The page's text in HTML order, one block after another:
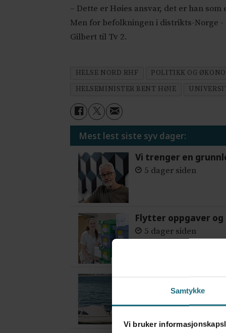
Samtykke
Vi bruker
– Dette er Høies ansvar, det er han
Men for befolkningen i distrikts-Norge
Gilbert til Tv 2.
HELSE NORD RHF POLITIKK OG
HELSEMINISTER BENT HØIE
Mest lest siste syv dager:
Vi trenger en
5 dager siden
Flytter oppgaver
5 dager siden
Var alene på vakt i
3 dager siden